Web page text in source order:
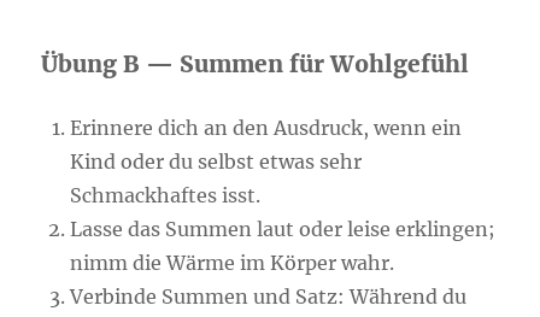
Übung B — Summen für Wohlgefühl
Erinnere dich an den Ausdruck, wenn ein
Kind oder du selbst etwas sehr
Schmackhaftes isst.
Lasse das Summen laut oder leise erklingen;
nimm die Wärme im Körper wahr.
Verbinde Summen und Satz: Während du